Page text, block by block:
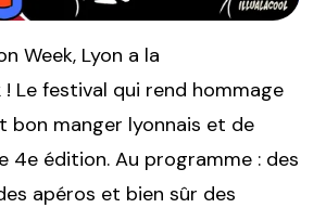
Week, Lyon a la
! Le festival qui rend hommage
bon manger lyonnais et de
4e édition. Au programme : des
apéros et bien sûr des